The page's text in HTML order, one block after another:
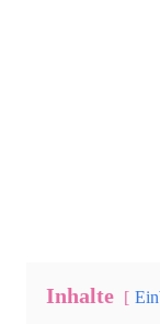
Inhalte